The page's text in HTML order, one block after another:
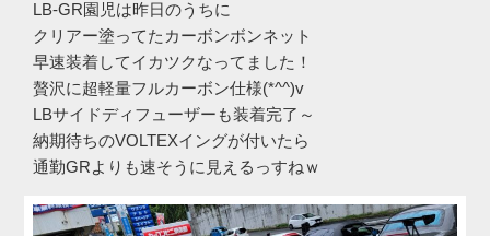
LB-GR園児は昨日のうちに
クリアー塗ってたカーボンボンネット
早速装着してイカツクなってました！
贅沢に超軽量フルカーボン仕様(*^^)v
LBサイドディフューザーも装着完了～
納期待ちのVOLTEXイングが付いたら
通勤GRよりも速そうに見えるっすねｗ